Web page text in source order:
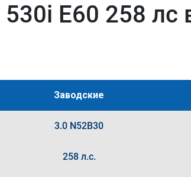
E60 258 лс
Заводские
3.0 N52B30
258 л.с.